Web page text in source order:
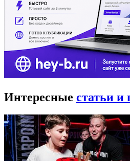
Интересные статьи и